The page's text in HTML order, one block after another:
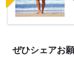
ぜひシェアお